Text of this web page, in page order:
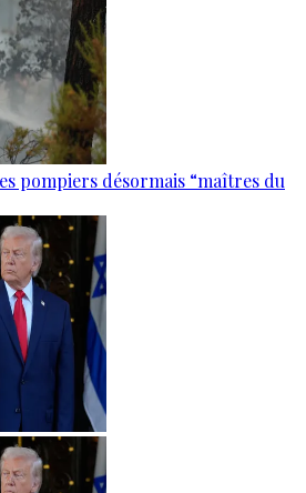
pompiers désormais “maîtres du